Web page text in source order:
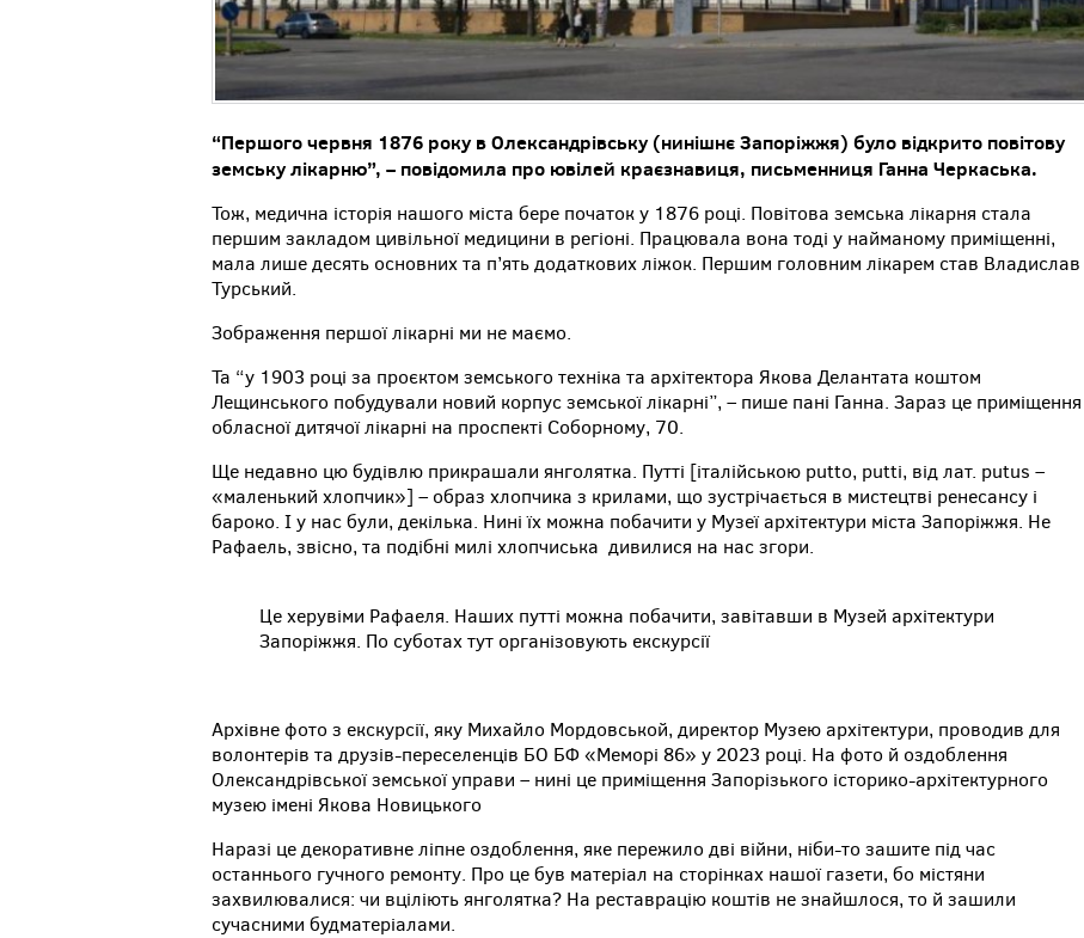
“Першого червня 1876 року в Олександрівську (нинішнє Запоріжжя) було відкрито повітову
земську лікарню”, – повідомила про ювілей краєзнавиця, письменниця Ганна Черкаська.
Тож, медична історія нашого міста бере початок у 1876 році. Повітова земська лікарня стала
першим закладом цивільної медицини в регіоні. Працювала вона тоді у найманому приміщенні,
мала лише десять основних та п’ять додаткових ліжок. Першим головним лікарем став Владислав
Турський.
Зображення першої лікарні ми не маємо.
Та “у 1903 році за проєктом земського техніка та архітектора Якова Делантата коштом
Лещинського побудували новий корпус земської лікарні”, – пише пані Ганна. Зараз це приміщення
обласної дитячої лікарні на проспекті Соборному, 70.
Ще недавно цю будівлю прикрашали янголятка. Путті [італійською putto, putti, від лат. putus –
«маленький хлопчик»] – образ хлопчика з крилами, що зустрічається в мистецтві ренесансу і
бароко. І у нас були, декілька. Нині їх можна побачити у Музеї архітектури міста Запоріжжя. Не
Рафаель, звісно, та подібні милі хлопчиська дивилися на нас згори.
Це херувіми Рафаеля. Наших путті можна побачити, завітавши в Музей архітектури
Запоріжжя. По суботах тут організовують екскурсії
Архівне фото з екскурсії, яку Михайло Мордовськой, директор Музею архітектури, проводив для
волонтерів та друзів-переселенців БО БФ «Меморі 86» у 2023 році. На фото й оздоблення
Олександрівської земської управи – нині це приміщення Запорізького історико-архітектурного
музею імені Якова Новицького
Наразі це декоративне ліпне оздоблення, яке пережило дві війни, ніби-то зашите під час
останнього гучного ремонту. Про це був матеріал на сторінках нашої газети, бо містяни
захвилювалися: чи вціліють янголятка? На реставрацію коштів не знайшлося, то й зашили
сучасними будматеріалами.